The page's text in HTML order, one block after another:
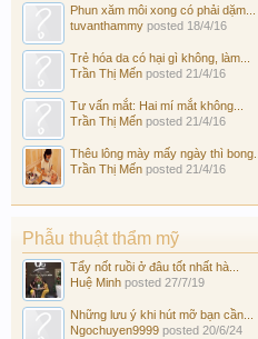
Phun xăm môi xong có phải dặm...
tuvanthammy posted 18/4/16
Trẻ hóa da có hại gì không, làm...
Trần Thị Mến posted 21/4/16
Tư vấn mắt: Hai mí mắt không...
Trần Thị Mến posted 21/4/16
Thêu lông mày mấy ngày thì bong...
Trần Thị Mến posted 21/4/16
Phẫu thuật thẩm mỹ
Tẩy nốt ruồi ở đâu tốt nhất hà...
Huệ Minh posted 27/7/19
Những lưu ý khi hút mỡ bạn cần...
Ngochuyen9999 posted 20/6/24